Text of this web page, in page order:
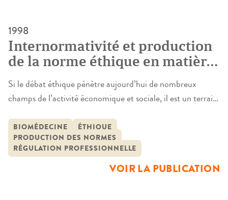
1998
Internormativité et production
de la norme éthique en matière
biomédicale
Si le débat éthique pénètre aujourd’hui de nombreux
champs de l’activité économique et sociale, il est un terrain
éthique : la relation médicale. En effet, de tout temps, le
médecin, homme de savoir, a été appelé à prendre des
décisions concernant la santé, […]
BIOMÉDECINE
ÉTHIQUE
PRODUCTION DES NORMES
RÉGULATION PROFESSIONNELLE
VOIR LA PUBLICATION